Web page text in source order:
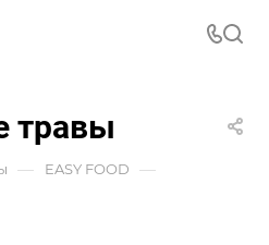
травы
— EASY FOOD —